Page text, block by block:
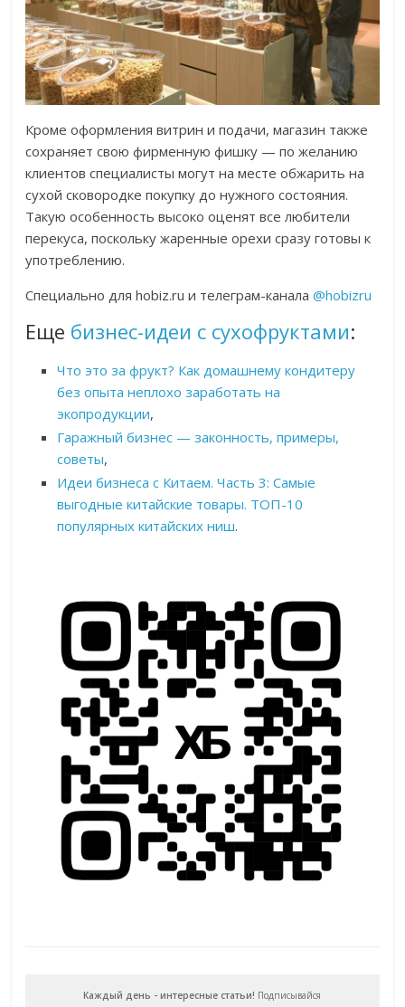
Кроме оформления витрин и подачи, магазин также
сохраняет свою фирменную фишку — по желанию
клиентов специалисты могут на месте обжарить на
сухой сковородке покупку до нужного состояния.
Такую особенность высоко оценят все любители
перекуса, поскольку жаренные орехи сразу готовы к
употреблению.
Специально для hobiz.ru и телеграм-канала@hobizru
Еще бизнес-идеи с сухофруктами:
Что это за фрукт? Как домашнему кондитеру
без опыта неплохо заработать на
экопродукции,
Гаражный бизнес — законность, примеры,
советы,
Идеи бизнеса с Китаем. Часть 3: Самые
выгодные китайские товары. ТОП-10
популярных китайских ниш.
Каждый день - интересные статьи! Подписывайся